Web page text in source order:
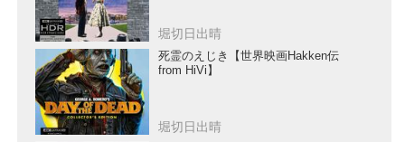
堀切日出晴
死霊のえじき【世界映画Hakken伝
from HiVi】
堀切日出晴